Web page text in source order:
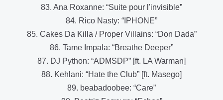
83. Ana Roxanne: “Suite pour l'invisible”
84. Rico Nasty: “IPHONE”
85. Cakes Da Killa / Proper Villains: “Don Dada”
86. Tame Impala: “Breathe Deeper”
87. DJ Python: “ADMSDP” [ft. LA Warman]
88. Kehlani: “Hate the Club” [ft. Masego]
89. beabadoobee: “Care”